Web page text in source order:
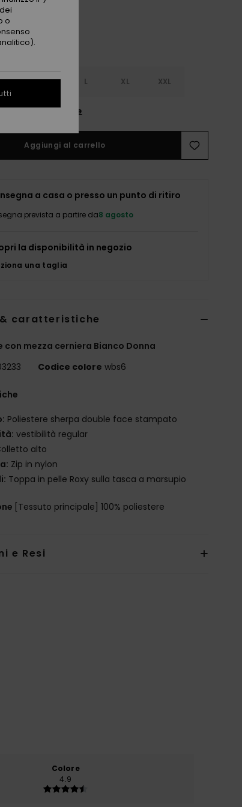
S M L XL XXL
la guida alle taglie
Aggiungi al carrello
a casa o presso un punto di ritiro
prevista a partire da8 agosto
la disponibilità in negozio
una taglia
caratteristiche
con mezza cerniera Bianco Donna
Codice colore wbs6
Poliestere sherpa double face stampato
vestibilità regular
alto
Zip in nylon
Toppa in pelle Roxy sulla tasca a marsupio
[Tessuto principale] 100% poliestere
e Resi
Colore
4.9
o